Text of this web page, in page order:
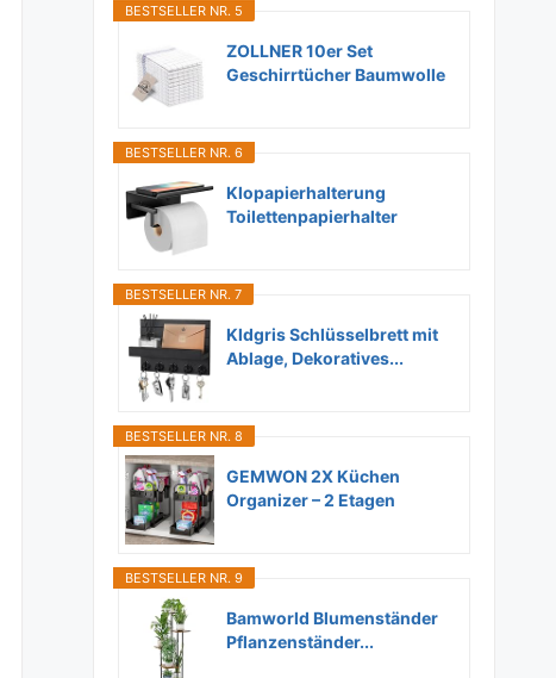
BESTSELLER NR. 5
ZOLLNER 10er Set
Geschirrtücher Baumwolle
BESTSELLER NR. 6
Klopapierhalterung
Toilettenpapierhalter
BESTSELLER NR. 7
Kldgris Schlüsselbrett mit
Ablage, Dekoratives...
BESTSELLER NR. 8
GEMWON 2X Küchen
Organizer – 2 Etagen
BESTSELLER NR. 9
Bamworld Blumenständer
Pflanzenständer...